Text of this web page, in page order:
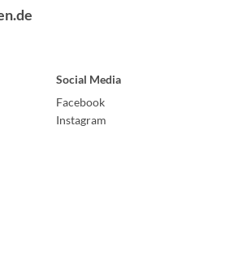
Social Media
Facebook
Instagram